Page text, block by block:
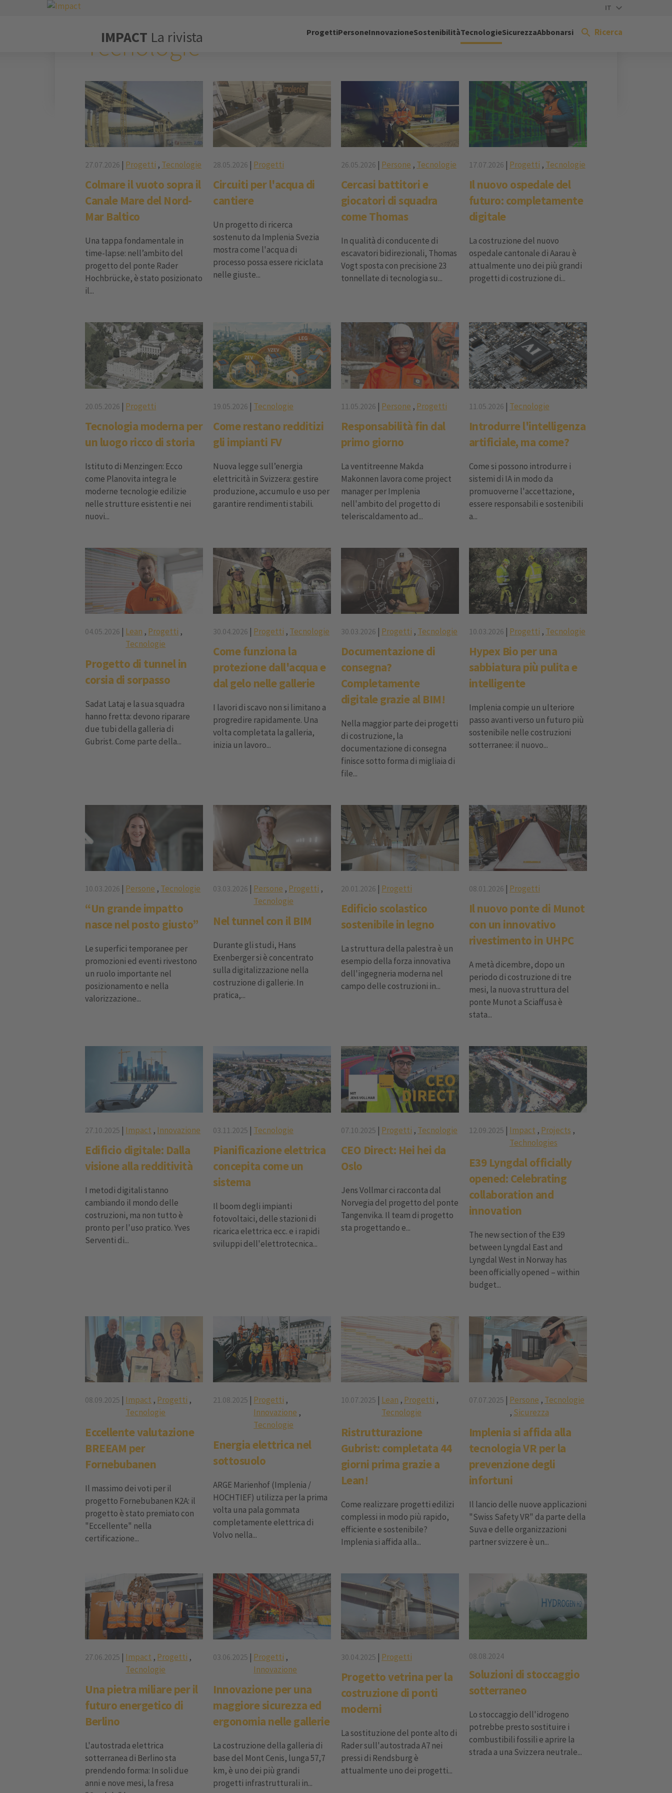
IT
IMPACT La rivista ProgettiPersoneInnovazioneSostenibilitàTecnologieSicurezzaAbbonarsi Ricerca
Tecnologie
27.07.2026 | Progetti , Tecnologie
Colmare il vuoto sopra il
Canale Mare del Nord-
Mar Baltico
Una tappa fondamentale in
time-lapse: nell’ambito del
progetto del ponte Rader
Hochbrücke, è stato posizionato
il...
28.05.2026 | Progetti
Circuiti per l'acqua di
cantiere
Un progetto di ricerca
sostenuto da Implenia Svezia
mostra come l'acqua di
processo possa essere riciclata
nelle giuste...
26.05.2026 | Persone , Tecnologie
Cercasi battitori e
giocatori di squadra
come Thomas
In qualità di conducente di
escavatori bidirezionali, Thomas
Vogt sposta con precisione 23
tonnellate di tecnologia su...
17.07.2026 | Progetti , Tecnologie
Il nuovo ospedale del
futuro: completamente
digitale
La costruzione del nuovo
ospedale cantonale di Aarau è
attualmente uno dei più grandi
progetti di costruzione di...
20.05.2026 | Progetti
Tecnologia moderna per
un luogo ricco di storia
Istituto di Menzingen: Ecco
come Planovita integra le
moderne tecnologie edilizie
nelle strutture esistenti e nei
nuovi...
19.05.2026 | Tecnologie
Come restano redditizi
gli impianti FV
Nuova legge sull’energia
elettricità in Svizzera: gestire
produzione, accumulo e uso per
garantire rendimenti stabili.
11.05.2026 | Persone , Progetti
Responsabilità fin dal
primo giorno
La ventitreenne Makda
Makonnen lavora come project
manager per Implenia
nell'ambito del progetto di
teleriscaldamento ad...
11.05.2026 | Tecnologie
Introdurre l'intelligenza
artificiale, ma come?
Come si possono introdurre i
sistemi di IA in modo da
promuoverne l'accettazione,
essere responsabili e sostenibili
a...
04.05.2026 | Lean , Progetti ,
Tecnologie
Progetto di tunnel in
corsia di sorpasso
Sadat Lataj e la sua squadra
hanno fretta: devono riparare
due tubi della galleria di
Gubrist. Come parte della...
30.04.2026 | Progetti , Tecnologie
Come funziona la
protezione dall'acqua e
dal gelo nelle gallerie
I lavori di scavo non si limitano a
progredire rapidamente. Una
volta completata la galleria,
inizia un lavoro...
30.03.2026 | Progetti , Tecnologie
Documentazione di
consegna?
Completamente
digitale grazie al BIM!
Nella maggior parte dei progetti
di costruzione, la
documentazione di consegna
finisce sotto forma di migliaia di
file...
10.03.2026 | Progetti , Tecnologie
Hypex Bio per una
sabbiatura più pulita e
intelligente
Implenia compie un ulteriore
passo avanti verso un futuro più
sostenibile nelle costruzioni
sotterranee: il nuovo...
10.03.2026 | Persone , Tecnologie
“Un grande impatto
nasce nel posto giusto”
Le superfici temporanee per
promozioni ed eventi rivestono
un ruolo importante nel
posizionamento e nella
valorizzazione...
03.03.2026 | Persone , Progetti ,
Tecnologie
Nel tunnel con il BIM
Durante gli studi, Hans
Exenberger si è concentrato
sulla digitalizzazione nella
costruzione di gallerie. In
pratica,...
20.01.2026 | Progetti
Edificio scolastico
sostenibile in legno
La struttura della palestra è un
esempio della forza innovativa
dell'ingegneria moderna nel
campo delle costruzioni in...
08.01.2026 | Progetti
Il nuovo ponte di Munot
con un innovativo
rivestimento in UHPC
A metà dicembre, dopo un
periodo di costruzione di tre
mesi, la nuova struttura del
ponte Munot a Sciaffusa è
stata...
27.10.2025 | Impact , Innovazione
Edificio digitale: Dalla
visione alla redditività
I metodi digitali stanno
cambiando il mondo delle
costruzioni, ma non tutto è
pronto per l'uso pratico. Yves
Serventi di...
03.11.2025 | Tecnologie
Pianificazione elettrica
concepita come un
sistema
Il boom degli impianti
fotovoltaici, delle stazioni di
ricarica elettrica ecc. e i rapidi
sviluppi dell'elettrotecnica...
07.10.2025 | Progetti , Tecnologie
CEO Direct: Hei hei da
Oslo
Jens Vollmar ci racconta dal
Norvegia del progetto del ponte
Tangenvika. Il team di progetto
sta progettando e...
12.09.2025 | Impact , Projects ,
Technologies
E39 Lyngdal officially
opened: Celebrating
collaboration and
innovation
The new section of the E39
between Lyngdal East and
Lyngdal West in Norway has
been officially opened – within
budget...
08.09.2025 | Impact , Progetti ,
Tecnologie
Eccellente valutazione
BREEAM per
Fornebubanen
Il massimo dei voti per il
progetto Fornebubanen K2A: il
progetto è stato premiato con
"Eccellente" nella
certificazione...
21.08.2025 | Progetti ,
Innovazione ,
Tecnologie
Energia elettrica nel
sottosuolo
ARGE Marienhof (Implenia /
HOCHTIEF) utilizza per la prima
volta una pala gommata
completamente elettrica di
Volvo nella...
10.07.2025 | Lean , Progetti ,
Tecnologie
Ristrutturazione
Gubrist: completata 44
giorni prima grazie a
Lean!
Come realizzare progetti edilizi
complessi in modo più rapido,
efficiente e sostenibile?
Implenia si affida alla...
07.07.2025 | Persone , Tecnologie
, Sicurezza
Implenia si affida alla
tecnologia VR per la
prevenzione degli
infortuni
Il lancio delle nuove applicazioni
"Swiss Safety VR" da parte della
Suva e delle organizzazioni
partner svizzere è un...
27.06.2025 | Impact , Progetti ,
Tecnologie
Una pietra miliare per il
futuro energetico di
Berlino
L'autostrada elettrica
sotterranea di Berlino sta
prendendo forma: In soli due
anni e nove mesi, la fresa
03.06.2025 | Progetti ,
Innovazione
Innovazione per una
maggiore sicurezza ed
ergonomia nelle gallerie
La costruzione della galleria di
base del Mont Cenis, lunga 57,7
km, è uno dei più grandi
progetti infrastrutturali in...
30.04.2025 | Progetti
Progetto vetrina per la
costruzione di ponti
moderni
La sostituzione del ponte alto di
Rader sull'autostrada A7 nei
pressi di Rendsburg è
attualmente uno dei progetti...
08.08.2024
Soluzioni di stoccaggio
sotterraneo
Lo stoccaggio dell'idrogeno
potrebbe presto sostituire i
combustibili fossili e aprire la
strada a una Svizzera neutrale...